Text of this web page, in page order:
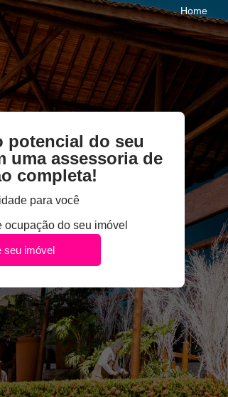
Home
potencial do seu
uma assessoria de
completa!
para você
ocupação do seu imóvel
seu imóvel